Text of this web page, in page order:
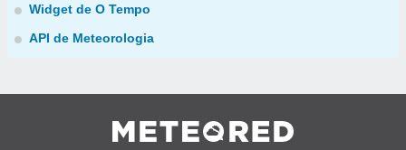
Widget de O Tempo
API de Meteorologia